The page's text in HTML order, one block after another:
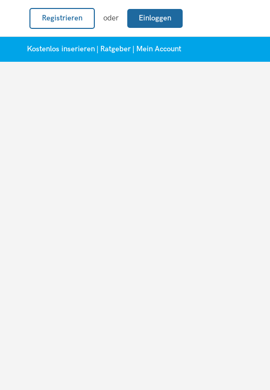
Registrieren oder Einloggen
Kostenlos inserieren Ratgeber Mein Account